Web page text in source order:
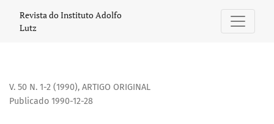
Determinação de subpopulações linfocitárias na AIDS
Revista do Instituto Adolfo
Lutz
V. 50 N. 1-2 (1990), ARTIGO ORIGINAL
Publicado 1990-12-28